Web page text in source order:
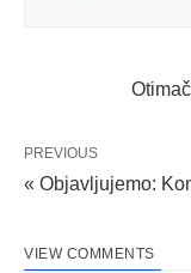
PREVIOUS
« Objavljujemo:
VIEW COMMENTS